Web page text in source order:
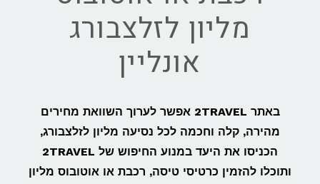
מליון לזלצבורג
אונליין
באתר 2TRAVEL אפשר לערוך השוואת מחירים
מהירה, קלה וחכמה לכל נסיעה מליון לזלצבורג,
הכניסו את היעד במנוע החיפוש של 2TRAVEL
ותוכלו להזמין כרטיסי טיסה, רכבת או אוטובוס מליון